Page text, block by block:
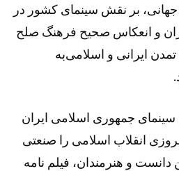
بر نقش سینمای کشور در
و انعکاس صحیح فرهنگ صلح
ایرانی و اسلامی‌به
جمهوری اسلامی ایران
انقلاب اسلامی را صنعتی
دانست و هنرمندان، فیلم نامه